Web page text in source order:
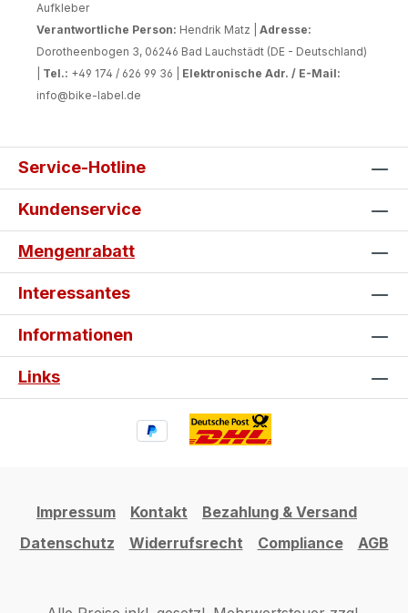
Aufkleber
Verantwortliche Person: Hendrik Matz | Adresse:
Dorotheenbogen 3, 06246 Bad Lauchstädt (DE - Deutschland)
Tel.: +49 174 / 626 99 36 | Elektronische Adr. / E-Mail:
info@bike-label.de
Service-Hotline
Kundenservice
Mengenrabatt
Interessantes
Informationen
Links
Impressum Kontakt
Bezahlung & Versand
Datenschutz
Widerrufsrecht Compliance AGB